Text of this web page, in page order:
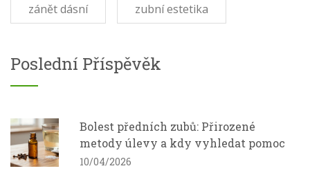
zánět dásní zubní estetika
Poslední Příspěvěk
Bolest předních zubů: Přirozené
metody úlevy a kdy vyhledat pomoc
10/04/2026